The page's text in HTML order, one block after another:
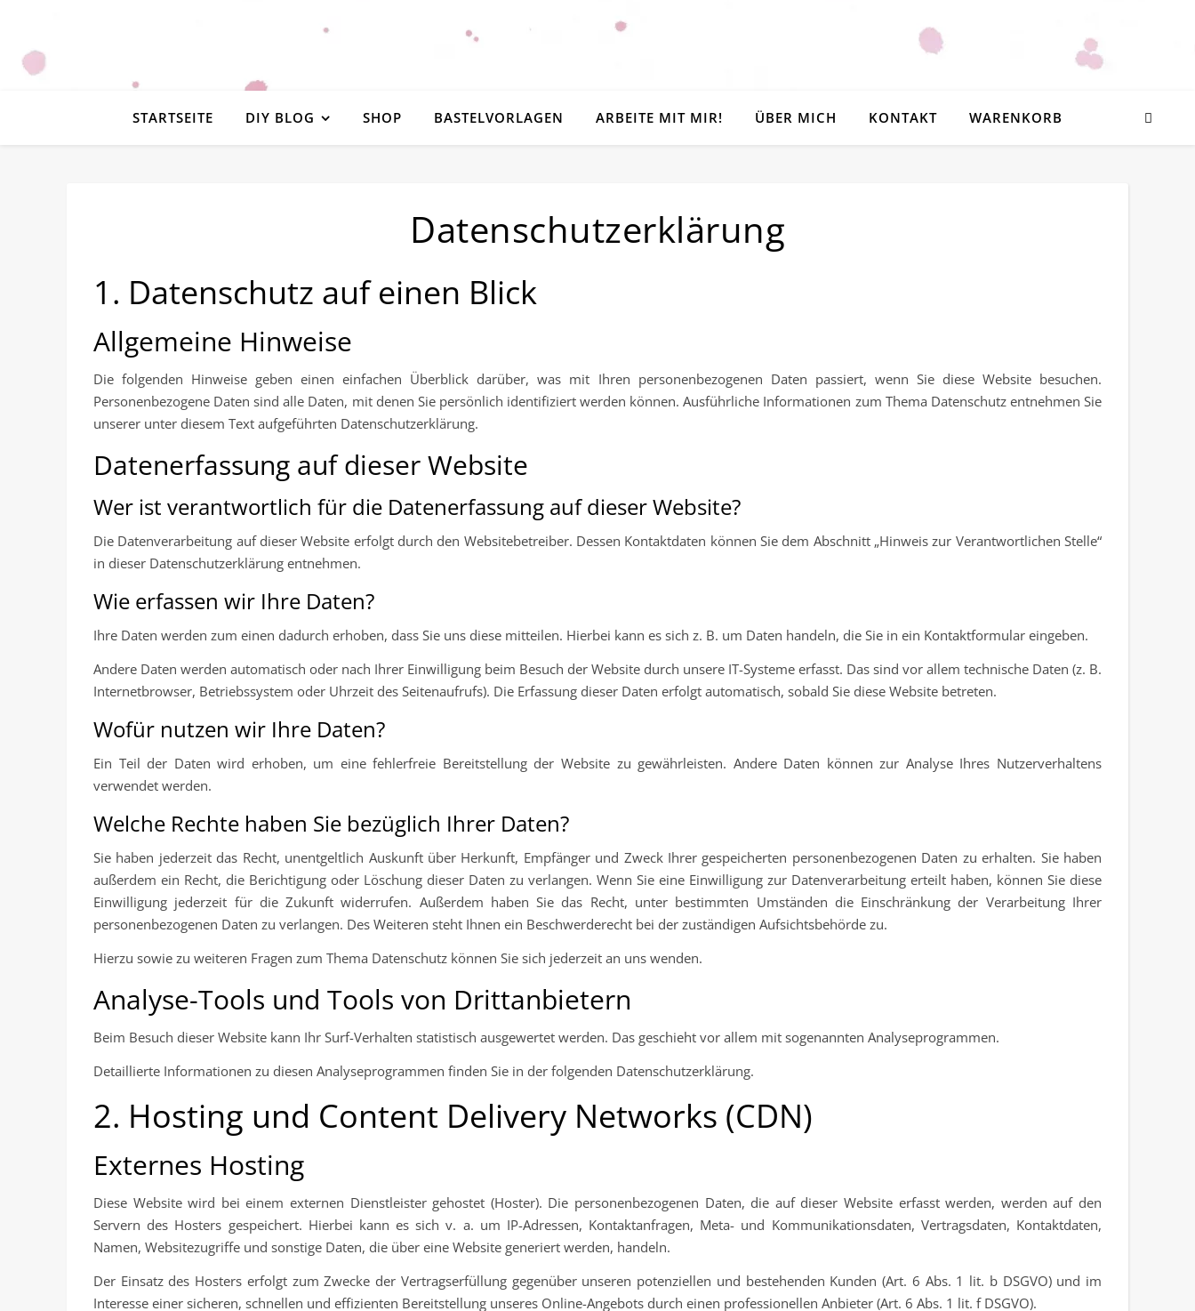
STARTSEITE DIY BLOG SHOP BASTELVORLAGEN ARBEITE MIT MIR! ÜBER MICH KONTAKT WARENKORB
Datenschutzerklärung
1. Datenschutz auf einen Blick
Allgemeine Hinweise
Die folgenden Hinweise geben einen einfachen Überblick darüber, was mit Ihren personenbezogenen Daten passiert, wenn Sie diese Website besuchen.
Personenbezogene Daten sind alle Daten, mit denen Sie persönlich identifiziert werden können. Ausführliche Informationen zum Thema Datenschutz entnehmen Sie
unserer unter diesem Text aufgeführten Datenschutzerklärung.
Datenerfassung auf dieser Website
Wer ist verantwortlich für die Datenerfassung auf dieser Website?
Die Datenverarbeitung auf dieser Website erfolgt durch den Websitebetreiber. Dessen Kontaktdaten können Sie dem Abschnitt „Hinweis zur Verantwortlichen Stelle“
in dieser Datenschutzerklärung entnehmen.
Wie erfassen wir Ihre Daten?
Ihre Daten werden zum einen dadurch erhoben, dass Sie uns diese mitteilen. Hierbei kann es sich z. B. um Daten handeln, die Sie in ein Kontaktformular eingeben.
Andere Daten werden automatisch oder nach Ihrer Einwilligung beim Besuch der Website durch unsere IT-Systeme erfasst. Das sind vor allem technische Daten (z. B.
Internetbrowser, Betriebssystem oder Uhrzeit des Seitenaufrufs). Die Erfassung dieser Daten erfolgt automatisch, sobald Sie diese Website betreten.
Wofür nutzen wir Ihre Daten?
Ein Teil der Daten wird erhoben, um eine fehlerfreie Bereitstellung der Website zu gewährleisten. Andere Daten können zur Analyse Ihres Nutzerverhaltens
verwendet werden.
Welche Rechte haben Sie bezüglich Ihrer Daten?
Sie haben jederzeit das Recht, unentgeltlich Auskunft über Herkunft, Empfänger und Zweck Ihrer gespeicherten personenbezogenen Daten zu erhalten. Sie haben
außerdem ein Recht, die Berichtigung oder Löschung dieser Daten zu verlangen. Wenn Sie eine Einwilligung zur Datenverarbeitung erteilt haben, können Sie diese
Einwilligung jederzeit für die Zukunft widerrufen. Außerdem haben Sie das Recht, unter bestimmten Umständen die Einschränkung der Verarbeitung Ihrer
personenbezogenen Daten zu verlangen. Des Weiteren steht Ihnen ein Beschwerderecht bei der zuständigen Aufsichtsbehörde zu.
Hierzu sowie zu weiteren Fragen zum Thema Datenschutz können Sie sich jederzeit an uns wenden.
Analyse-Tools und Tools von Dritt­anbietern
Beim Besuch dieser Website kann Ihr Surf-Verhalten statistisch ausgewertet werden. Das geschieht vor allem mit sogenannten Analyseprogrammen.
Detaillierte Informationen zu diesen Analyseprogrammen finden Sie in der folgenden Datenschutzerklärung.
2. Hosting und Content Delivery Networks (CDN)
Externes Hosting
Diese Website wird bei einem externen Dienstleister gehostet (Hoster). Die personenbezogenen Daten, die auf dieser Website erfasst werden, werden auf den
Servern des Hosters gespeichert. Hierbei kann es sich v. a. um IP-Adressen, Kontaktanfragen, Meta- und Kommunikationsdaten, Vertragsdaten, Kontaktdaten,
Namen, Websitezugriffe und sonstige Daten, die über eine Website generiert werden, handeln.
Der Einsatz des Hosters erfolgt zum Zwecke der Vertragserfüllung gegenüber unseren potenziellen und bestehenden Kunden (Art. 6 Abs. 1 lit. b DSGVO) und im
Interesse einer sicheren, schnellen und effizienten Bereitstellung unseres Online-Angebots durch einen professionellen Anbieter (Art. 6 Abs. 1 lit. f DSGVO).